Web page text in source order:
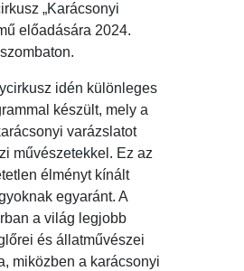
„Karácsonyi
előadására 2024.
idén különleges
készült, mely a
varázslatot
művészetekkel. Ez az
élményt kínált
egyaránt. A
a világ legjobb
és állatművészei
miközben a karácsonyi